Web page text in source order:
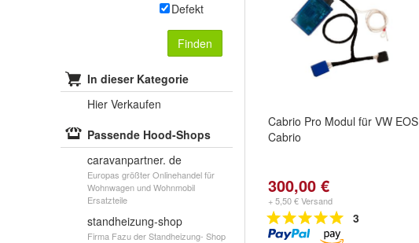
Defekt
Finden
In dieser Kategorie
Hier Verkaufen
Passende Hood-Shops
caravanpartner. de
Europas größter Onlinehandel für
Wohnwagen und Wohnmobil
Ersatzteile
standheizung-shop
Firma Fazu der Standheizung- Shop
Cabrio Pro Modul für VW EOS
Cabrio
300,00 €
+ 5,50 € Versand
3